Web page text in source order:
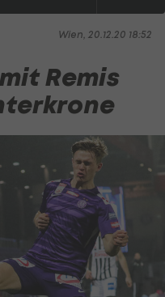
Wien, 20.12.20 18:52
Remis